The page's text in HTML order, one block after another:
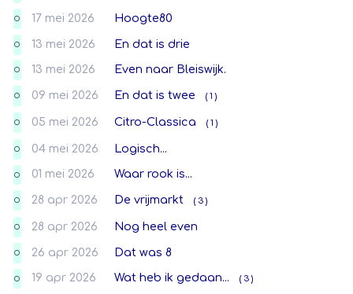
O 17 mei 2026 Hoogte80
O 13 mei 2026 En dat is drie
O 13 mei 2026 Even naar Bleiswijk.
O 09 mei 2026 En dat is twee ( 1 )
O 05 mei 2026 Citro-Classica ( 1 )
O 04 mei 2026 Logisch...
O 01 mei 2026 Waar rook is...
O 28 apr 2026 De vrijmarkt ( 3 )
O 28 apr 2026 Nog heel even
O 26 apr 2026 Dat was 8
O 19 apr 2026 Wat heb ik gedaan... ( 3 )